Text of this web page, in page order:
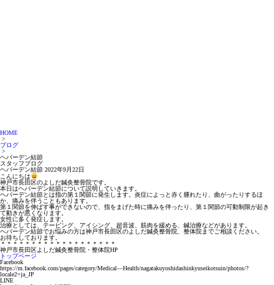
HOME
>
ブログ
>
ヘバーデン結節
スタッフブログ
ヘバーデン結節 2022年9月22日
こんにちは
神戸市長田区のよしだ鍼灸整骨院です。
本日はヘバーデン結節について説明していきます。
ヘバーデン結節とは指の第１関節に発生します。炎症によっと赤く腫れたり、曲がったりするほ
か、痛みを伴うこともあります。
第１関節を伸ばす事ができないので、指をまげた時に痛みを伴ったり、第１関節の可動制限が起き
て動きが悪くなります。
女性に多く発症します。
治療としては、テーピング、アイシング、超音波、筋肉を緩める、鍼治療などがあります。
ヘバーデン結節でお悩みの方は神戸市長田区のよしだ鍼灸整骨院、整体院までご相談ください。
お待ちしております。
＊＊＊＊＊＊＊＊＊＊＊＊＊＊＊＊＊＊＊
神戸市長田区よしだ鍼灸整骨院・整体院HP
トップページ
Facebook
https://m.facebook.com/pages/category/Medical—Health/nagatakuyoshidashinkyuseikotsuin/photos/?
locale2=ja_JP
LINE